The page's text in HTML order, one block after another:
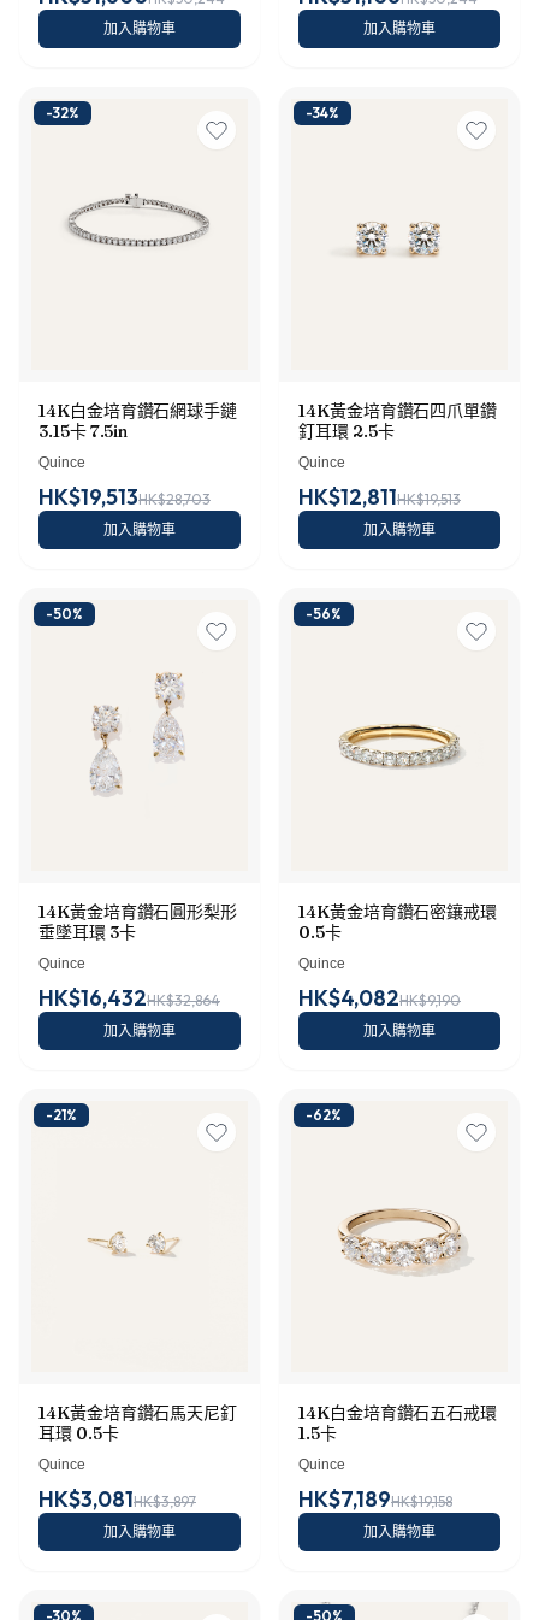
加入購物車
加入購物車
-32%
14K白金培育鑽石網球手鏈
3.15卡 7.5in
Quince
HK$19,513HK$28,703
加入購物車
-34%
14K黃金培育鑽石四爪單鑽
釘耳環 2.5卡
Quince
HK$12,811HK$19,513
加入購物車
-50%
14K黃金培育鑽石圓形梨形
垂墜耳環 3卡
Quince
HK$16,432HK$32,864
加入購物車
-56%
14K黃金培育鑽石密鑲戒環
0.5卡
Quince
HK$4,082HK$9,190
加入購物車
-21%
14K黃金培育鑽石馬天尼釘
耳環 0.5卡
Quince
HK$3,081HK$3,897
加入購物車
-62%
14K白金培育鑽石五石戒環
1.5卡
Quince
HK$7,189HK$19,158
加入購物車
-30% -50%